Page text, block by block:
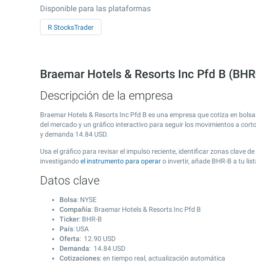
Disponible para las plataformas
R StocksTrader
Braemar Hotels & Resorts Inc Pfd B
Descripción de la empresa
Braemar Hotels & Resorts Inc Pfd B es una empresa que cotiza en
del mercado y un gráfico interactivo para seguir los movimientos a
y demanda 14.84 USD.
Usa el gráfico para revisar el impulso reciente, identificar zonas clave
investigandoel instrumento para operaro invertir, añade BHR-B a tu
Datos clave
Bolsa: NYSE
Compañía: Braemar Hotels & Resorts Inc Pfd B
Ticker: BHR-B
País: USA
Oferta: 12.90 USD
Demanda: 14.84 USD
Cotizaciones: en tiempo real, actualización automática